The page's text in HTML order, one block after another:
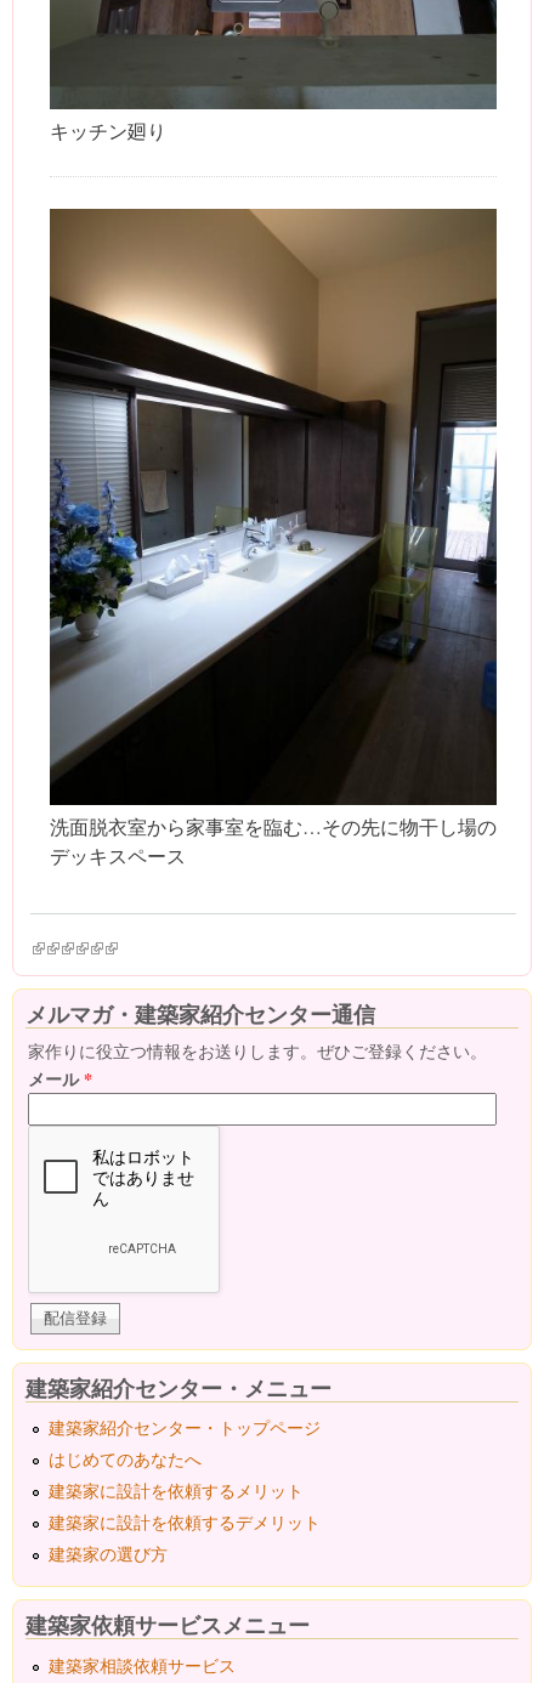
キッチン廻り
洗面脱衣室から家事室を臨む…その先に物干し場の
デッキスペース
(link is external)
(link is external)
(link is external)
(link is external)
(link is external)
(link is external)
メルマガ・建築家紹介センター通信
家作りに役立つ情報をお送りします。ぜひご登録ください。
メール*
建築家紹介センター・メニュー
建築家紹介センター・トップページ
はじめてのあなたへ
建築家に設計を依頼するメリット
建築家に設計を依頼するデメリット
建築家の選び方
建築家依頼サービスメニュー
建築家相談依頼サービス